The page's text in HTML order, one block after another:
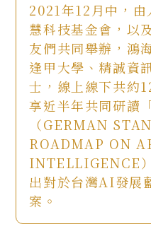
2021年12月中，
慧科技基金會，以
友們共同舉辦，鴻
逢甲大學、精誠資
士，線上線下共約
享近半年共同研讀
（GERMAN
ROADMAP ON
INTELLIGENCE
出對於台灣AI發展
案。